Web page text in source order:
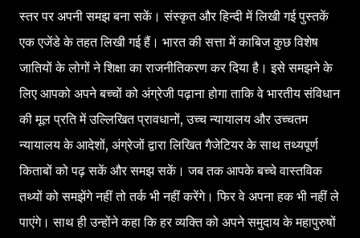
स्तर पर अपनी समझ बना सकें। संस्कृत और हिन्दी में लिखी गई पुस्तकें
एक एजेंडे के तहत लिखी गई हैं। भारत की सत्ता में काबिज कुछ विशेष
जातियों के लोगों ने शिक्षा का राजनीतिकरण कर दिया है। इसे समझने के
लिए आपको अपने बच्चों को अंग्रेजी पढ़ाना होगा ताकि वे भारतीय संविधान
की मूल प्रति में उल्लिखित प्रावधानों, उच्च न्यायालय और उच्चतम
न्यायालय के आदेशों, अंग्रेजों द्वारा लिखित गैजेटियर के साथ तथ्यपूर्ण
किताबों को पढ़ सकें और समझ सकें। जब तक आपके बच्चे वास्तविक
तथ्यों को समझेंगे नहीं तो तर्क भी नहीं करेंगे। फिर वे अपना हक भी नहीं ले
पाएंगे। साथ ही उन्होंने कहा कि हर व्यक्ति को अपने समुदाय के महापुरुषों